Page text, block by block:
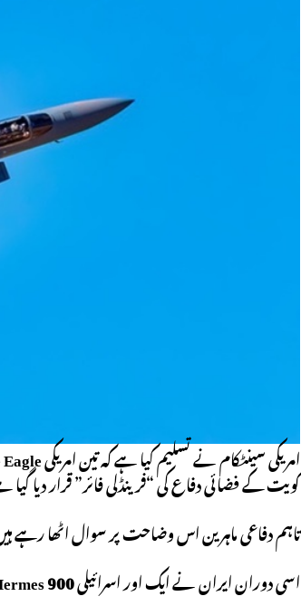
امریکی سینٹکام نے تسلیم کیا ہے کہ تین امریکی
کویت کے فضائی دفاع کی “فرینڈلی فائر” قرار دیا
تاہم دفاعی ماہرین اس وضاحت پر سوال اٹھا رہے
اسی دوران ایران نے ایک اور اسرائیلی900